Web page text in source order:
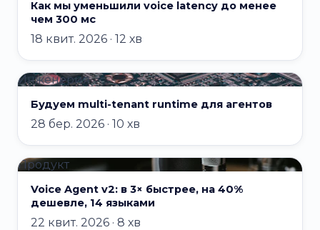
Как мы уменьшили voice latency до менее
чем 300 мс
18 квит. 2026 · 12 хв
Инженерия
Будуем multi-tenant runtime для агентов
28 бер. 2026 · 10 хв
Продукт
Voice Agent v2: в 3× быстрее, на 40%
дешевле, 14 языками
22 квит. 2026 · 8 хв